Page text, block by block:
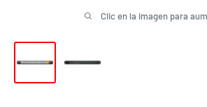
Clic en la imagen para